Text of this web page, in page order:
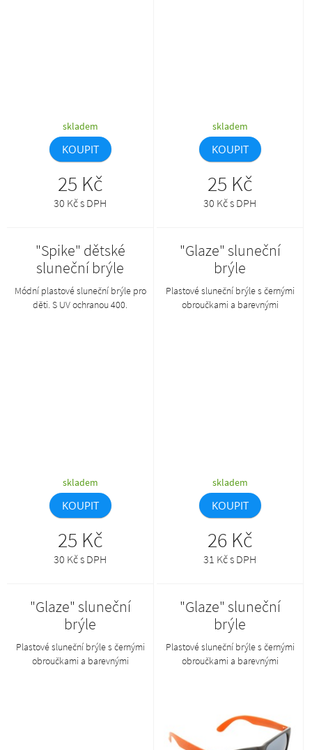
skladem
KOUPIT
25 Kč
30 Kč s DPH
skladem
KOUPIT
25 Kč
30 Kč s DPH
"Spike" dětské
sluneční brýle
Módní plastové sluneční brýle pro
děti. S UV ochranou 400.
skladem
KOUPIT
25 Kč
30 Kč s DPH
"Glaze" sluneční
brýle
Plastové sluneční brýle s černými
obroučkami a barevnými
skladem
KOUPIT
26 Kč
31 Kč s DPH
"Glaze" sluneční
brýle
Plastové sluneční brýle s černými
obroučkami a barevnými
"Glaze" sluneční
brýle
Plastové sluneční brýle s černými
obroučkami a barevnými